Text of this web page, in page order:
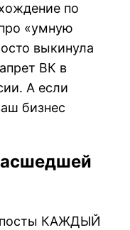
по
«умную
выкинула
ВК в
А если
бизнес
посты КАЖДЫЙ